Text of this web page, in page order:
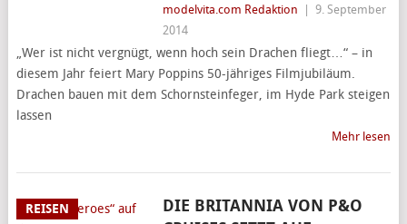
modelvita.com Redaktion
9. September
2014
„Wer ist nicht vergnügt, wenn hoch sein Drachen fliegt…“ – in
diesem Jahr feiert Mary Poppins 50-jähriges Filmjubiläum.
Drachen bauen mit dem Schornsteinfeger, im Hyde Park steigen
lassen
Mehr lesen
REISEN
DIE BRITANNIA VON P&O